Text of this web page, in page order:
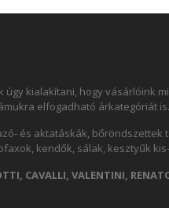
kialakítani, hogy vásárlóink
elfogadható árkategóriát is.
és aktatáskák,
kendők, sálak, kesztyűk
CAVALLI, VALENTINI,